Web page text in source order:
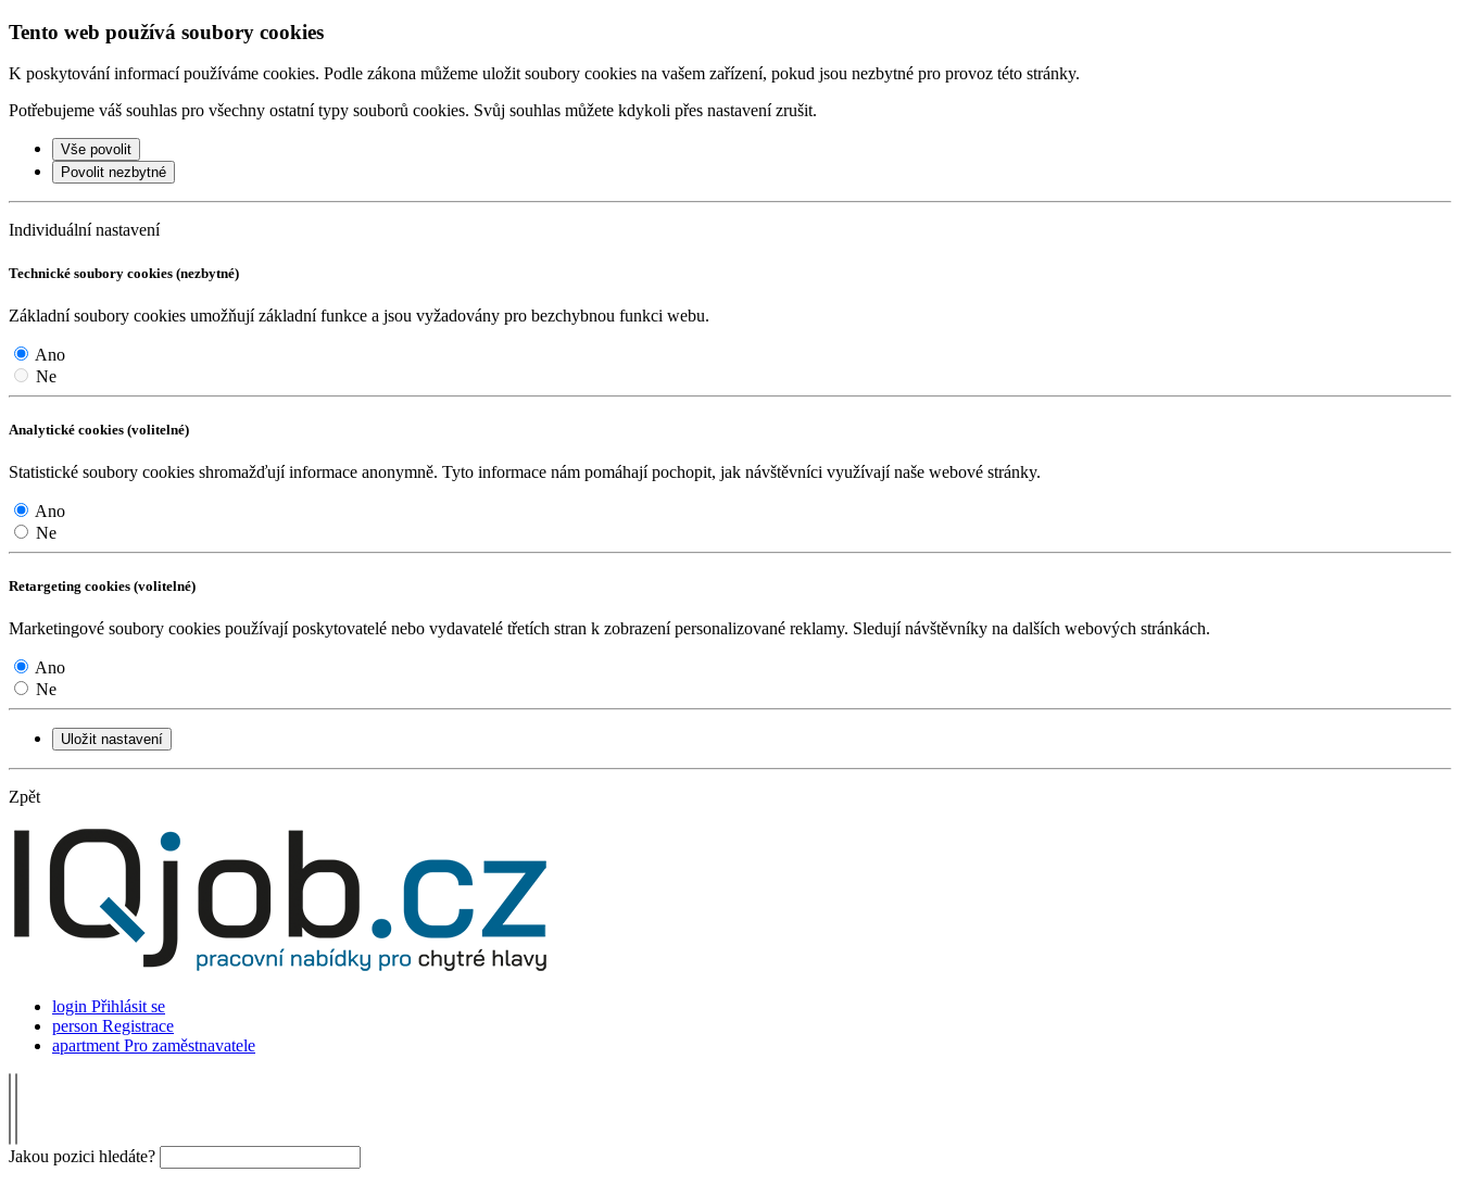
Tento web používá soubory cookies
K poskytování informací používáme cookies. Podle zákona můžeme uložit soubory cookies na vašem zařízení, pokud jsou nezbytné pro provoz této stránky.
Potřebujeme váš souhlas pro všechny ostatní typy souborů cookies. Svůj souhlas můžete kdykoli přes nastavení zrušit.
Vše povolit
Povolit nezbytné
Individuální nastavení
Technické soubory cookies (nezbytné)
Základní soubory cookies umožňují základní funkce a jsou vyžadovány pro bezchybnou funkci webu.
Ano
Ne
Analytické cookies (volitelné)
Statistické soubory cookies shromažďují informace anonymně. Tyto informace nám pomáhají pochopit, jak návštěvníci využívají naše webové stránky.
Ano
Ne
Retargeting cookies (volitelné)
Marketingové soubory cookies používají poskytovatelé nebo vydavatelé třetích stran k zobrazení personalizované reklamy. Sledují návštěvníky na dalších webových stránkách.
Ano
Ne
Uložit nastavení
Zpět
login Přihlásit se
person Registrace
apartmentPro zaměstnavatele
Jakou pozici hledáte?